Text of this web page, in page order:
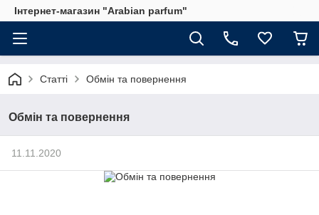
Інтернет-магазин "Arabian parfum"
Статті Обмін та повернення
Обмін та повернення
11.11.2020